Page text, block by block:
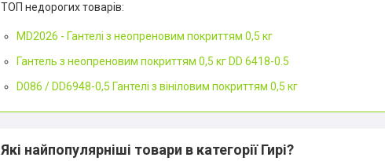
ТОП недорогих товарів:
MD2026 - Гантелі з неопреновим покриттям 0,5 кг
Гантель з неопреновим покриттям 0,5 кг DD 6418-0.5
D086 / DD6948-0,5 Гантелі з вініловим покриттям 0,5 кг
Які найпопулярніші товари в категорії Гирі?